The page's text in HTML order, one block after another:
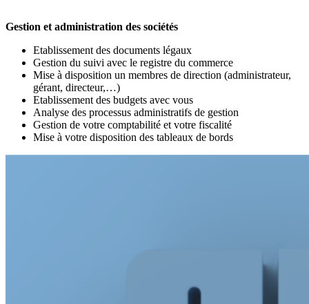
Gestion et administration des sociétés
Etablissement des documents légaux
Gestion du suivi avec le registre du commerce
Mise à disposition un membres de direction (administrateur,
gérant, directeur,…)
Etablissement des budgets avec vous
Analyse des processus administratifs de gestion
Gestion de votre comptabilité et votre fiscalité
Mise à votre disposition des tableaux de bords